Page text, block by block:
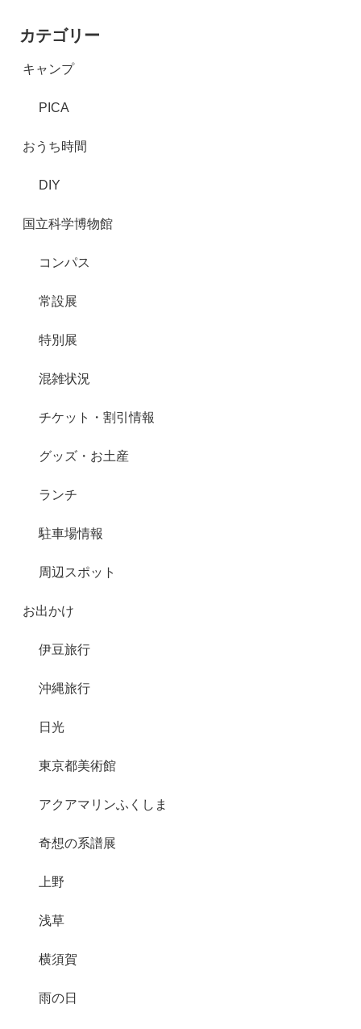
カテゴリー
キャンプ
PICA
おうち時間
DIY
国立科学博物館
コンパス
常設展
特別展
混雑状況
チケット・割引情報
グッズ・お土産
ランチ
駐車場情報
周辺スポット
お出かけ
伊豆旅行
沖縄旅行
日光
東京都美術館
アクアマリンふくしま
奇想の系譜展
上野
浅草
横須賀
雨の日